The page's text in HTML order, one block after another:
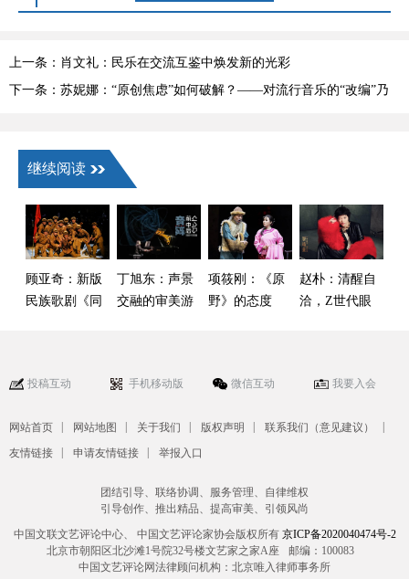
上一条：肖文礼：民乐在交流互鉴中焕发新的光彩
下一条：苏妮娜：“原创焦虑”如何破解？——对流行音乐的“改编”乃
继续阅读
顾亚奇：新版
民族歌剧《同
丁旭东：声景
交融的审美游
项筱刚：《原
野》的态度
赵朴：清醒自
洽，Z世代眼
投稿互动 手机移动版 微信互动 我要入会
网站首页 | 网站地图 | 关于我们 | 版权声明 | 联系我们（意见建议） |
友情链接 | 申请友情链接 | 举报入口
团结引导、联络协调、服务管理、自律维权
引导创作、推出精品、提高审美、引领风尚
中国文联文艺评论中心、 中国文艺评论家协会版权所有 京ICP备2020040474号-2
北京市朝阳区北沙滩1号院32号楼文艺家之家A座
邮编：100083
中国文艺评论网法律顾问机构：北京唯入律师事务所